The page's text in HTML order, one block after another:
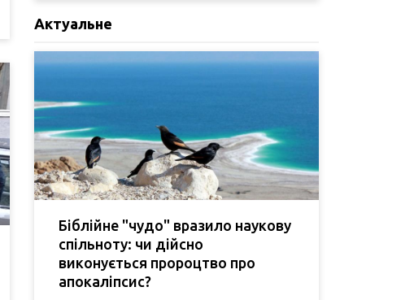
Актуальне
Біблійне "чудо" вразило наукову
спільноту: чи дійсно
виконується пророцтво про
апокаліпсис?